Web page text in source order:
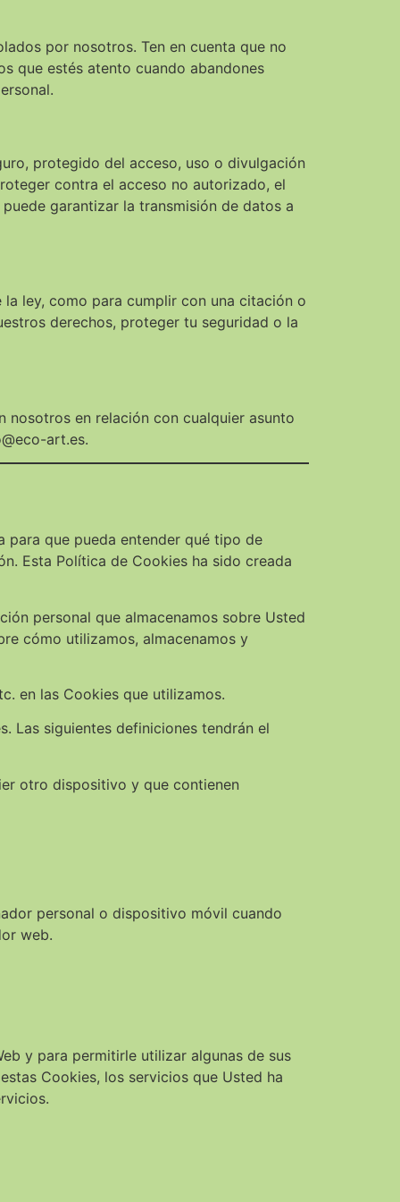
por nosotros. Ten en cuenta que no
que estés atento cuando abandones
protegido del acceso, uso o divulgación
contra el acceso no autorizado, el
garantizar la transmisión de datos a
ley, como para cumplir con una citación o
derechos, proteger tu seguridad o la
nosotros en relación con cualquier asunto
art.es.
para que pueda entender qué tipo de
Esta Política de Cookies ha sido creada
personal que almacenamos sobre Usted
cómo utilizamos, almacenamos y
en las Cookies que utilizamos.
Las siguientes definiciones tendrán el
otro dispositivo y que contienen
personal o dispositivo móvil cuando
web.
y para permitirle utilizar algunas de sus
Cookies, los servicios que Usted ha